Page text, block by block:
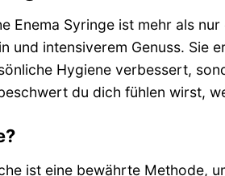
Enema Syringe ist mehr als
und intensiverem Genuss. Sie
Hygiene verbessert,
du dich fühlen wirst,
ist eine bewährte Methode,